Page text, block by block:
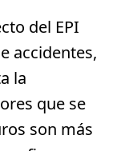
del EPI
accidentes,
la
que se
son más